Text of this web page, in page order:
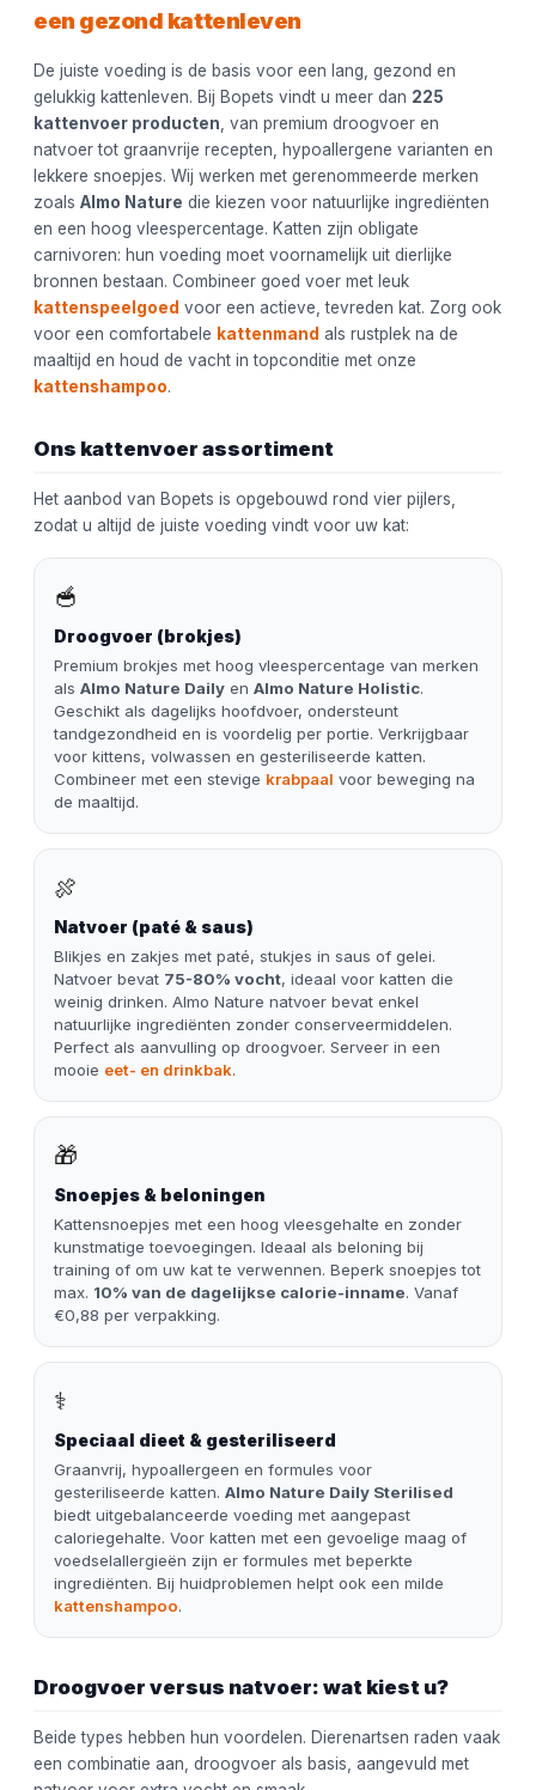
een gezond kattenleven
De juiste voeding is de basis voor een lang, gezond en
gelukkig kattenleven. Bij Bopets vindt u meer dan 225
kattenvoer producten , van premium droogvoer en
natvoer tot graanvrije recepten, hypoallergene varianten en
lekkere snoepjes. Wij werken met gerenommeerde merken
zoals Almo Nature die kiezen voor natuurlijke ingrediënten
en een hoog vleespercentage. Katten zijn obligate
carnivoren: hun voeding moet voornamelijk uit dierlijke
bronnen bestaan. Combineer goed voer met leuk
kattenspeelgoed voor een actieve, tevreden kat. Zorg ook
voor een comfortabele kattenmand als rustplek na de
maaltijd en houd de vacht in topconditie met onze
kattenshampoo.
Ons kattenvoer assortiment
Het aanbod van Bopets is opgebouwd rond vier pijlers,
zodat u altijd de juiste voeding vindt voor uw kat:
🥣
Droogvoer (brokjes)
Premium brokjes met hoog vleespercentage van merken
als Almo Nature Daily en Almo Nature Holistic.
Geschikt als dagelijks hoofdvoer, ondersteunt
tandgezondheid en is voordelig per portie. Verkrijgbaar
voor kittens, volwassen en gesteriliseerde katten.
Combineer met een stevige krabpaal voor beweging na
de maaltijd.
🍖
Natvoer (paté & saus)
Blikjes en zakjes met paté, stukjes in saus of gelei.
Natvoer bevat 75-80% vocht, ideaal voor katten die
weinig drinken. Almo Nature natvoer bevat enkel
natuurlijke ingrediënten zonder conserveermiddelen.
Perfect als aanvulling op droogvoer. Serveer in een
mooie eet- en drinkbak.
🎁
Snoepjes & beloningen
Kattensnoepjes met een hoog vleesgehalte en zonder
kunstmatige toevoegingen. Ideaal als beloning bij
training of om uw kat te verwennen. Beperk snoepjes tot
max. 10% van de dagelijkse calorie-inname. Vanaf
€0,88 per verpakking.
⚕️
Speciaal dieet & gesteriliseerd
Graanvrij, hypoallergeen en formules voor
gesteriliseerde katten. Almo Nature Daily Sterilised
biedt uitgebalanceerde voeding met aangepast
caloriegehalte. Voor katten met een gevoelige maag of
voedselallergieën zijn er formules met beperkte
ingrediënten. Bij huidproblemen helpt ook een milde
kattenshampoo.
Droogvoer versus natvoer: wat kiest u?
Beide types hebben hun voordelen. Dierenartsen raden vaak
een combinatie aan, droogvoer als basis, aangevuld met